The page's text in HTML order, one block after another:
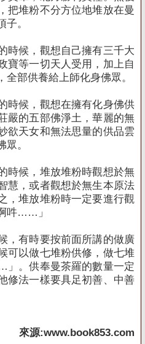
堆粉不分方位地堆放在曼
。
候，觀想自己擁有三千大
寶等一切天人受用，加上自
部供養給上師化身佛眾。
候，觀想在擁有化身佛供
嚴的五部佛淨土，華麗的無
欲天女和無法思量的供品雲
。
候，堆放堆粉時觀想於無
慧，或者觀想於無生本原法
，堆放堆粉時一定要進行觀
吽……」
有時要按前面所講的做廣
可以做七堆粉供修，做七堆
。供奉曼茶羅的數量一定
修法一樣要具足初善、中善
來源:www.book853.com